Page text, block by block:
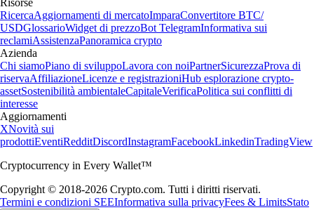
RicercaAggiornamenti di mercatoImparaConvertitore BTC/
USDGlossarioWidget di prezzoBot TelegramInformativa sui
reclamiAssistenzaPanoramica crypto
Azienda
Chi siamoPiano di sviluppoLavora con noiPartnerSicurezzaProva di
riservaAffiliazioneLicenze e registrazioniHub esplorazione crypto-
assetSostenibilità ambientaleCapitaleVerificaPolitica sui conflitti di
interesse
Aggiornamenti
XNovità sui
prodottiEventiRedditDiscordInstagramFacebookLinkedinTradingView
Cryptocurrency in Every Wallet™
Copyright © 2018-2026 Crypto.com. Tutti i diritti riservati.
Termini e condizioni SEEInformativa sulla privacyFees & LimitsStato